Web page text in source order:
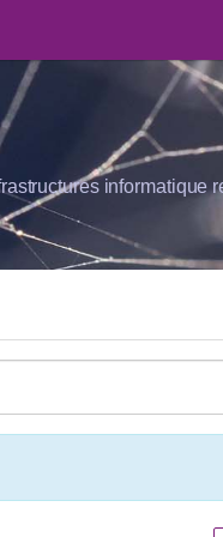
informatique